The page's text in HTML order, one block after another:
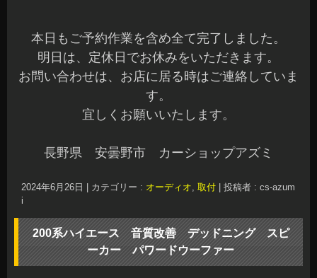
本日もご予約作業を含め全て完了しました。
明日は、定休日でお休みをいただきます。
お問い合わせは、お店に居る時はご連絡していま
す。
宜しくお願いいたします。
長野県 安曇野市 カーショップアズミ
2024年6月26日 カテゴリー : オーディオ, 取付
投稿者 : cs-azum
i
200系ハイエース 音質改善 デッドニング スピ
ーカー パワードウーファー